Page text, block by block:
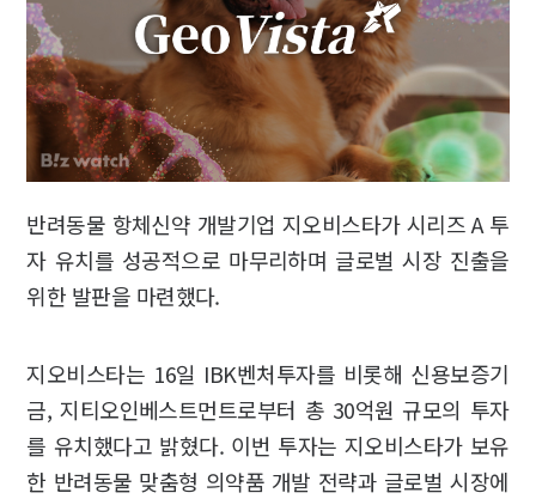
반려동물 항체신약 개발기업 지오비스타가 시리즈 A 투
자 유치를 성공적으로 마무리하며 글로벌 시장 진출을
위한 발판을 마련했다.
지오비스타는 16일 IBK벤처투자를 비롯해 신용보증기
금, 지티오인베스트먼트로부터 총 30억원 규모의 투자
를 유치했다고 밝혔다. 이번 투자는 지오비스타가 보유
한 반려동물 맞춤형 의약품 개발 전략과 글로벌 시장에